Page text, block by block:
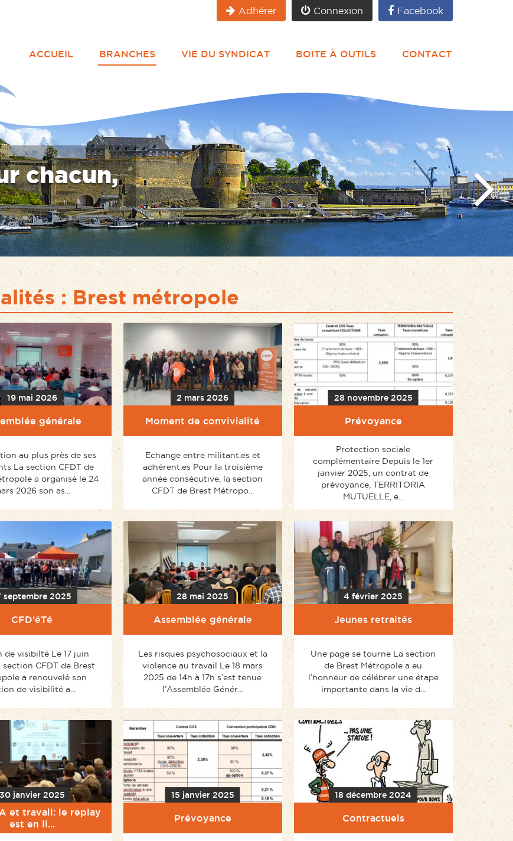
Adhérer Connexion Facebook
ACCUEIL BRANCHES VIE DU SYNDICAT BOITE À OUTILS CONTACT
côtés
: Brest métropole
19 mai 2026
générale
au plus près de ses
La section CFDT de
a organisé le 24
2026 son as...
2 mars 2026
Moment de convivialité
Echange entre militant.es et
adhérent.es Pour la troisième
année consécutive, la section
CFDT de Brest Métropo...
28 novembre 2025
Prévoyance
Protection sociale
complémentaire Depuis le 1er
janvier 2025, un contrat de
prévoyance, TERRITORIA
MUTUELLE, e...
septembre 2025
CFD'éTé
de visibilté Le 17 juin
section CFDT de Brest
a renouvelé son
de visibilité a...
28 mai 2025
Assemblée générale
Les risques psychosociaux et la
violence au travail Le 18 mars
2025 de 14h à 17h s’est tenue
l’Assemblée Génér...
4 février 2025
Jeunes retraités
Une page se tourne La section
de Brest Métropole a eu
l’honneur de célébrer une étape
importante dans la vie d...
30 janvier 2025
et travail: le replay
est en li...
15 janvier 2025
Prévoyance
18 décembre 2024
Contractuels